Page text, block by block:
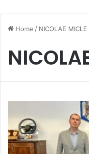
Home / NICOLAE MICLE